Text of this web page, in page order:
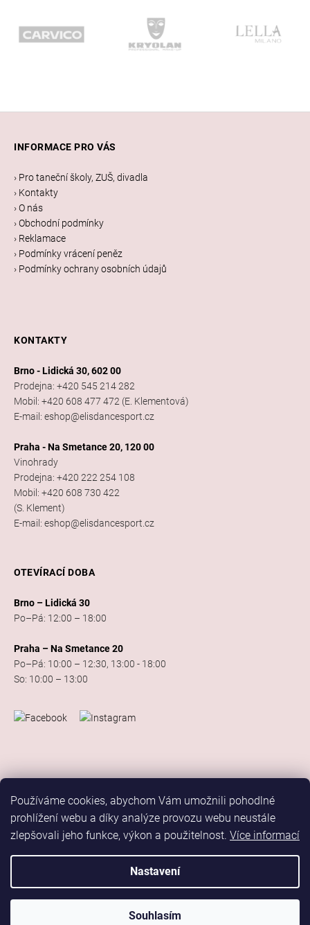
Používáme cookies, abychom Vám umožnili pohodlné
prohlížení webu a díky analýze provozu webu neustále
zlepšovali jeho funkce, výkon a použitelnost. Více informací
Nastavení
Souhlasím
INFORMACE PRO VÁS
› Pro taneční školy, ZUŠ, divadla
› Kontakty
› O nás
› Obchodní podmínky
› Reklamace
› Podmínky vrácení peněz
› Podmínky ochrany osobních údajů
KONTAKTY
Brno - Lidická 30, 602 00
Prodejna: +420 545 214 282
Mobil: +420 608 477 472 (E. Klementová)
E-mail: eshop@elisdancesport.cz
Praha - Na Smetance 20, 120 00
Vinohrady
Prodejna: +420 222 254 108
Mobil: +420 608 730 422
(S. Klement)
E-mail: eshop@elisdancesport.cz
OTEVÍRACÍ DOBA
Brno – Lidická 30
Po–Pá: 12:00 – 18:00
Praha – Na Smetance 20
Po–Pá: 10:00 – 12:30, 13:00 - 18:00
So: 10:00 – 13:00
Vytvořil Shoptet
Elis Dance Sport . Všechna práva vyhrazena.
Upravit nastavení cookiesMarketing